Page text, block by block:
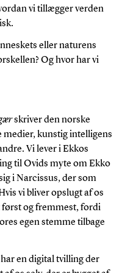
vi tillægger verden
eller naturens
Og hvor har vi
skriver den norske
kunstig intelligens
Vi lever i Ekkos
til Ovids myte om Ekko
i Narcissus, der som
vi bliver opslugt af os
først og fremmest, fordi
egen stemme tilbage
en digital tvilling der